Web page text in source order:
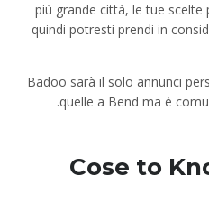
più grande città, le tue
quindi potresti prendi in
Badoo sarà il solo annunci
quelle a Bend ma è
Cose to